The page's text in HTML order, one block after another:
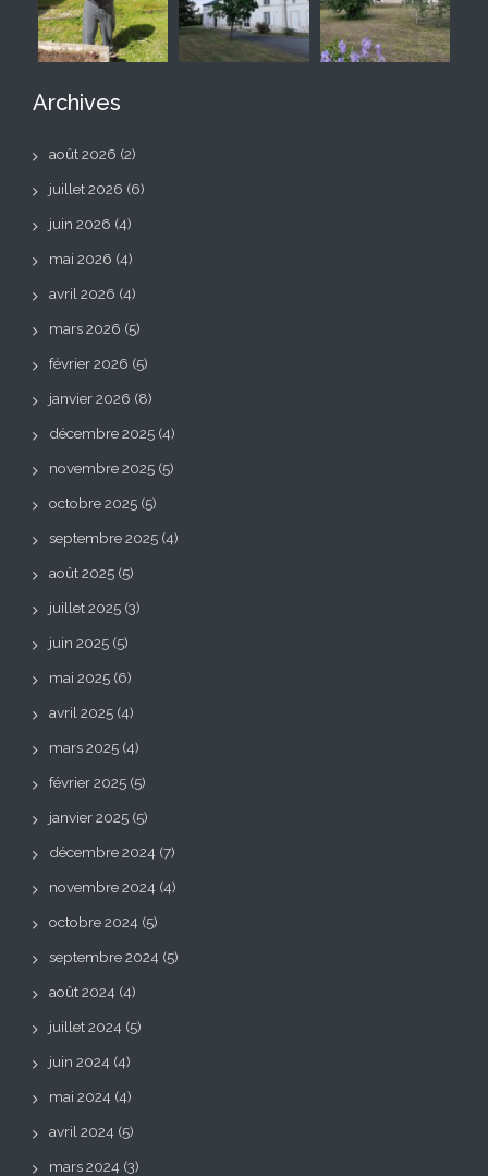
Archives
août 2026 (2)
juillet 2026 (6)
juin 2026 (4)
mai 2026 (4)
avril 2026 (4)
mars 2026 (5)
février 2026 (5)
janvier 2026 (8)
décembre 2025 (4)
novembre 2025 (5)
octobre 2025 (5)
septembre 2025 (4)
août 2025 (5)
juillet 2025 (3)
juin 2025 (5)
mai 2025 (6)
avril 2025 (4)
mars 2025 (4)
février 2025 (5)
janvier 2025 (5)
décembre 2024 (7)
novembre 2024 (4)
octobre 2024 (5)
septembre 2024 (5)
août 2024 (4)
juillet 2024 (5)
juin 2024 (4)
mai 2024 (4)
avril 2024 (5)
mars 2024 (3)